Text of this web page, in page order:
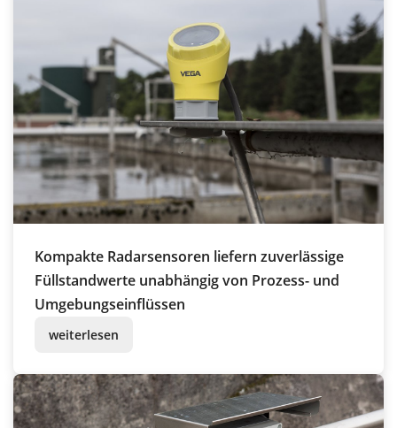
Kompakte Radarsensoren liefern zuverlässige
Füllstandwerte unabhängig von Prozess- und
Umgebungseinflüssen
weiterlesen